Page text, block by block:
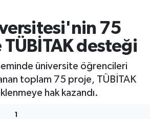
75
desteği
üniversite öğrencileri
toplam 75 proje, TÜBİTAK
hak kazandı.
1